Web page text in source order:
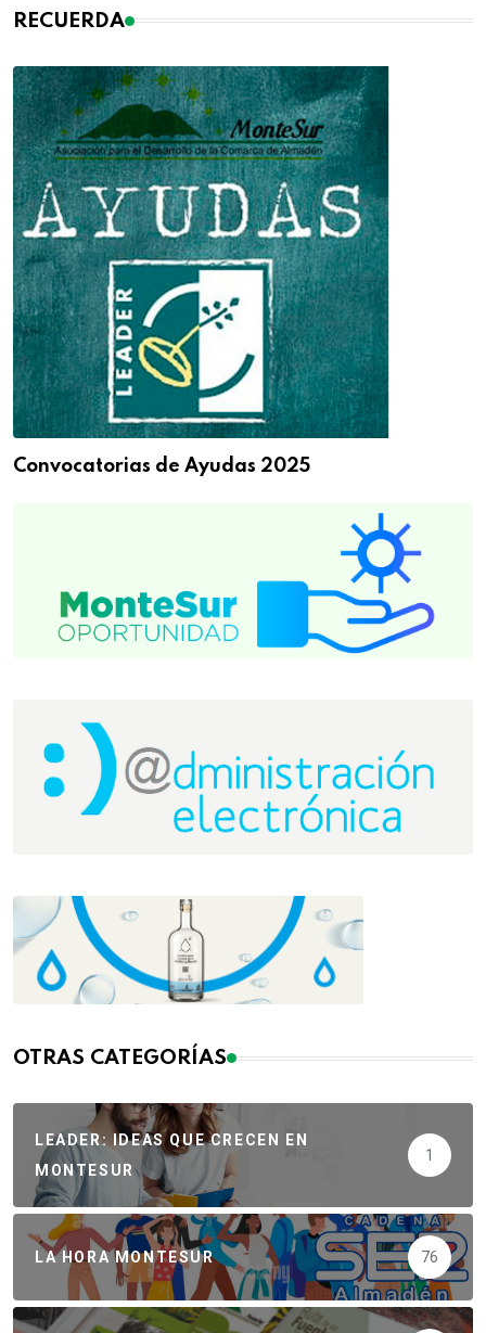
RECUERDA
Convocatorias de Ayudas 2025
OTRAS CATEGORÍAS
LEADER: IDEAS QUE CRECEN EN
MONTESUR
1
LA HORA MONTESUR 76